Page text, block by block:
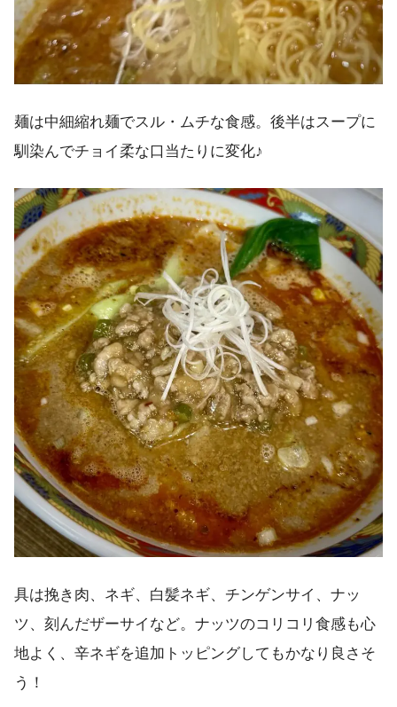
麺は中細縮れ麺でスル・ムチな食感。後半はスープに
馴染んでチョイ柔な口当たりに変化♪
具は挽き肉、ネギ、白髪ネギ、チンゲンサイ、ナッ
ツ、刻んだザーサイなど。ナッツのコリコリ食感も心
地よく、辛ネギを追加トッピングしてもかなり良さそ
う！